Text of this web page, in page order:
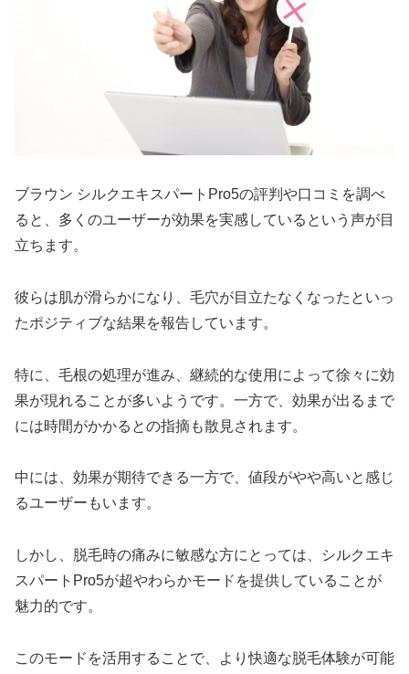
ブラウン シルクエキスパートPro5の評判や口コミを調べ
ると、多くのユーザーが効果を実感しているという声が目
立ちます。
彼らは肌が滑らかになり、毛穴が目立たなくなったといっ
たポジティブな結果を報告しています。
特に、毛根の処理が進み、継続的な使用によって徐々に効
果が現れることが多いようです。一方で、効果が出るまで
には時間がかかるとの指摘も散見されます。
中には、効果が期待できる一方で、値段がやや高いと感じ
るユーザーもいます。
しかし、脱毛時の痛みに敏感な方にとっては、シルクエキ
スパートPro5が超やわらかモードを提供していることが
魅力的です。
このモードを活用することで、より快適な脱毛体験が可能